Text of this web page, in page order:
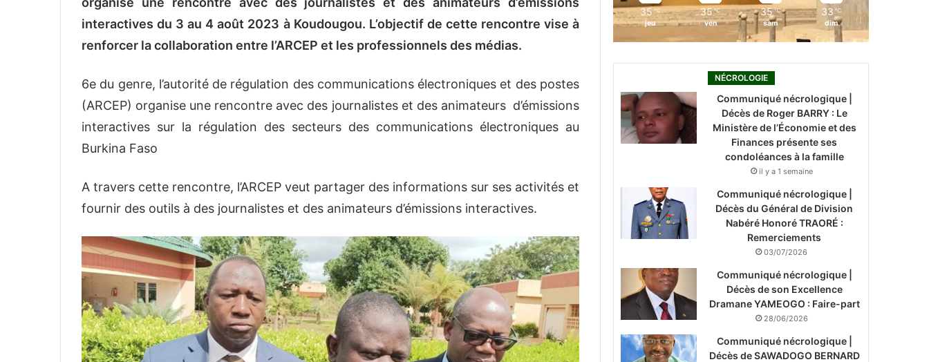
interactives du 3 au 4 août 2023 à Koudougou. L’objectif de cette rencontre vise à
renforcer la collaboration entre l’ARCEP et les professionnels des médias.
6e du genre, l’autorité de régulation des communications électroniques et des postes
(ARCEP) organise une rencontre avec des journalistes et des animateurs d’émissions
interactives sur la régulation des secteurs des communications électroniques au
Burkina Faso
A travers cette rencontre, l’ARCEP veut partager des informations sur ses activités et
fournir des outils à des journalistes et des animateurs d’émissions interactives.
35 ℃
jeu
35 ℃
ven
35 ℃
sam
33 ℃
dim
NÉCROLOGIE
Communiqué nécrologique |
Décès de Roger BARRY : Le
Ministère de l’Économie et des
Finances présente ses
condoléances à la famille
il y a 1 semaine
Communiqué nécrologique |
Décès du Général de Division
Nabéré Honoré TRAORÉ :
Remerciements
03/07/2026
Communiqué nécrologique |
Décès de son Excellence
Dramane YAMEOGO : Faire-part
28/06/2026
Communiqué nécrologique |
Décès de SAWADOGO BERNARD